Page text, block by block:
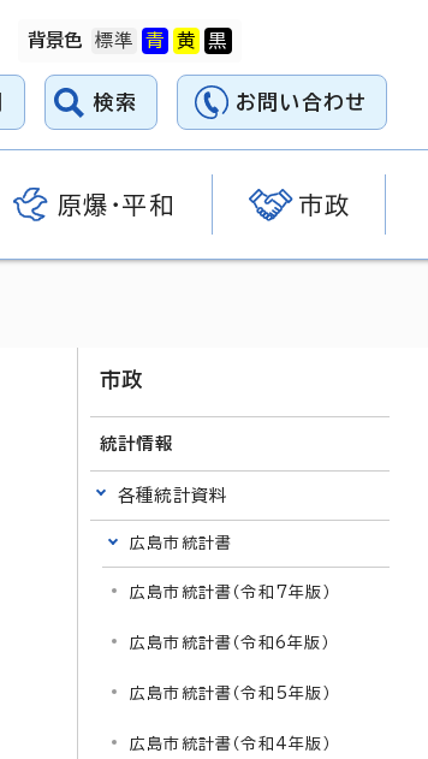
背景色
検索 お問い合わせ
原爆・平和 市政
市政
統計情報
各種統計資料
広島市統計書
広島市統計書（令和7年版）
広島市統計書（令和6年版）
広島市統計書（令和5年版）
広島市統計書（令和4年版）